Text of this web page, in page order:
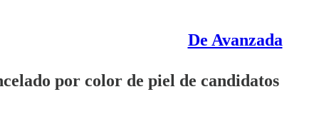
De Avanzada
por color de piel de candidatos